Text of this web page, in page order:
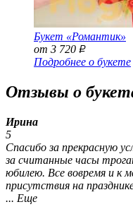
Букет «Романтик»
от 3 720 Р
Подробнее о букете
Отзывы о
Ирина
5
Спасибо за прекрасную
за считанные часы
юбилею. Все вовремя и к
присутствия на
... Еще